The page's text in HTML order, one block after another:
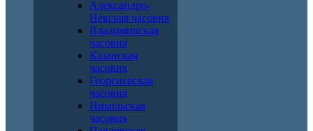
Александро-
Невская часовня
Владимирская
часовня
Казанская
часовня
Георгиевская
часовня
Никольская
часовня